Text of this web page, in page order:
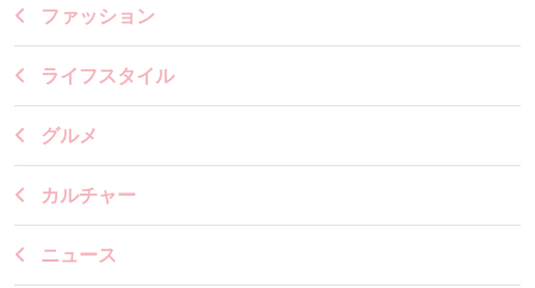
ファッション
ライフスタイル
グルメ
カルチャー
ニュース